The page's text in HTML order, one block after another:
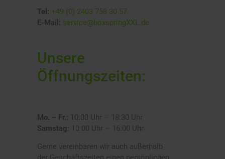
Tel: +49 (0) 2403 758 30 57
E-Mail: service@boxspringXXL.de
Unsere
Öffnungszeiten:
Mo. – Fr.: 10:00 Uhr – 18:30 Uhr
Samstag: 10:00 Uhr – 16:00 Uhr
Gerne vereinbaren wir auch außerhalb